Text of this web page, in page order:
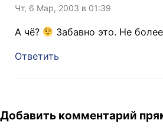
Чт, 6 Мар, 2003 в 01:39
А чё? Забавно это. Не
Ответить
Добавить комментарий